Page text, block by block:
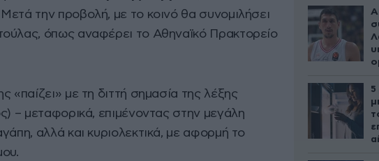
την προβολή, με το κοινό θα συνομιλήσει
όπως αναφέρει το Αθηναϊκό Πρακτορείο
«παίζει» με τη διττή σημασία της λέξης
– μεταφορικά, επιμένοντας στην μεγάλη
αλλά και κυριολεκτικά, με αφορμή το
5